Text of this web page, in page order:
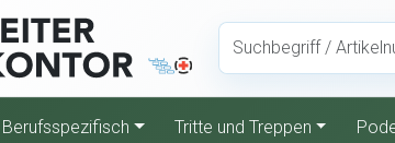
Berufsspezifisch Tritte und Treppen